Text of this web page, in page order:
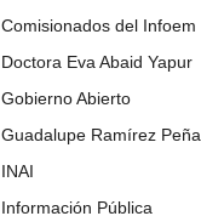
Comisionados del Infoem
Doctora Eva Abaid Yapur
Gobierno Abierto
Guadalupe Ramírez Peña
INAI
Información Pública